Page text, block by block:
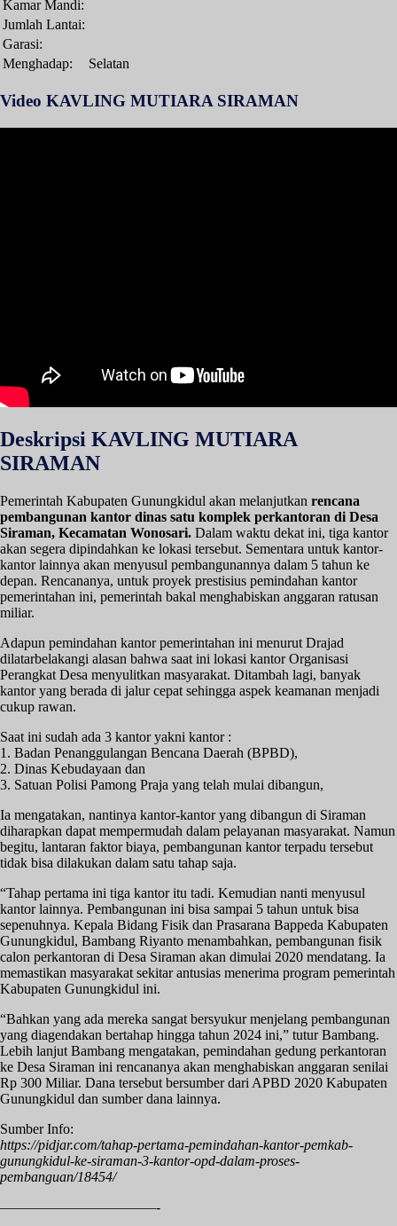
Kamar Mandi:
Jumlah Lantai:
Garasi:
Menghadap:
Selatan
Video KAVLING MUTIARA SIRAMAN
Deskripsi KAVLING MUTIARA
SIRAMAN
Pemerintah Kabupaten Gunungkidul akan melanjutkan rencana
pembangunan kantor dinas satu komplek perkantoran di Desa
Siraman, Kecamatan Wonosari. Dalam waktu dekat ini, tiga kantor
akan segera dipindahkan ke lokasi tersebut. Sementara untuk kantor-
kantor lainnya akan menyusul pembangunannya dalam 5 tahun ke
depan. Rencananya, untuk proyek prestisius pemindahan kantor
pemerintahan ini, pemerintah bakal menghabiskan anggaran ratusan
miliar.
Adapun pemindahan kantor pemerintahan ini menurut Drajad
dilatarbelakangi alasan bahwa saat ini lokasi kantor Organisasi
Perangkat Desa menyulitkan masyarakat. Ditambah lagi, banyak
kantor yang berada di jalur cepat sehingga aspek keamanan menjadi
cukup rawan.
Saat ini sudah ada 3 kantor yakni kantor :
1. Badan Penanggulangan Bencana Daerah (BPBD),
2. Dinas Kebudayaan dan
3. Satuan Polisi Pamong Praja yang telah mulai dibangun,
Ia mengatakan, nantinya kantor-kantor yang dibangun di Siraman
diharapkan dapat mempermudah dalam pelayanan masyarakat. Namun
begitu, lantaran faktor biaya, pembangunan kantor terpadu tersebut
tidak bisa dilakukan dalam satu tahap saja.
“Tahap pertama ini tiga kantor itu tadi. Kemudian nanti menyusul
kantor lainnya. Pembangunan ini bisa sampai 5 tahun untuk bisa
sepenuhnya. Kepala Bidang Fisik dan Prasarana Bappeda Kabupaten
Gunungkidul, Bambang Riyanto menambahkan, pembangunan fisik
calon perkantoran di Desa Siraman akan dimulai 2020 mendatang. Ia
memastikan masyarakat sekitar antusias menerima program pemerintah
Kabupaten Gunungkidul ini.
“Bahkan yang ada mereka sangat bersyukur menjelang pembangunan
yang diagendakan bertahap hingga tahun 2024 ini,” tutur Bambang.
Lebih lanjut Bambang mengatakan, pemindahan gedung perkantoran
ke Desa Siraman ini rencananya akan menghabiskan anggaran senilai
Rp 300 Miliar. Dana tersebut bersumber dari APBD 2020 Kabupaten
Gunungkidul dan sumber dana lainnya.
Sumber Info:
https://pidjar.com/tahap-pertama-pemindahan-kantor-pemkab-
gunungkidul-ke-siraman-3-kantor-opd-dalam-proses-
pembanguan/18454/
———————————-